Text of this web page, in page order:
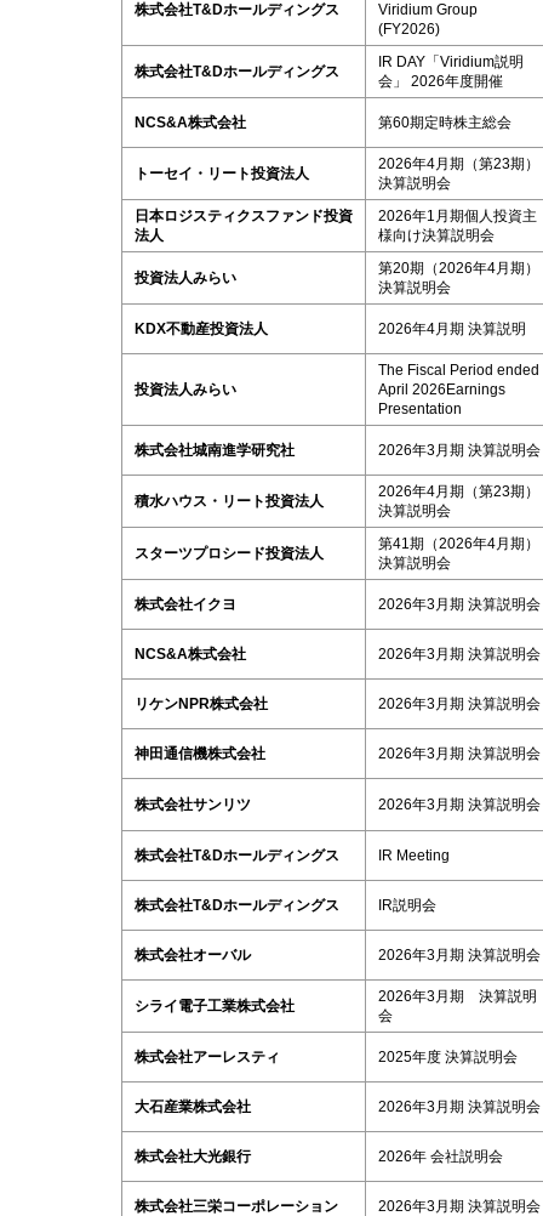
株式会社T&Dホールディングス
Viridium Group
(FY2026)
株式会社T&Dホールディングス
IR DAY「Viridium説明
会」 2026年度開催
NCS&A株式会社 第60期定時株主総会
トーセイ・リート投資法人
2026年4月期（第23期）
決算説明会
日本ロジスティクスファンド投資
法人
2026年1月期個人投資主
様向け決算説明会
投資法人みらい
第20期（2026年4月期）
決算説明会
KDX不動産投資法人 2026年4月期 決算説明
投資法人みらい
The Fiscal Period ended
April 2026Earnings
Presentation
株式会社城南進学研究社 2026年3月期 決算説明会
積水ハウス・リート投資法人
2026年4月期（第23期）
決算説明会
スターツプロシード投資法人
第41期（2026年4月期）
決算説明会
株式会社イクヨ 2026年3月期 決算説明会
NCS&A株式会社 2026年3月期 決算説明会
リケンNPR株式会社 2026年3月期 決算説明会
神田通信機株式会社 2026年3月期 決算説明会
株式会社サンリツ 2026年3月期 決算説明会
株式会社T&Dホールディングス IR Meeting
株式会社T&Dホールディングス IR説明会
株式会社オーバル 2026年3月期 決算説明会
シライ電子工業株式会社
2026年3月期 決算説明
会
株式会社アーレスティ 2025年度 決算説明会
大石産業株式会社 2026年3月期 決算説明会
株式会社大光銀行 2026年 会社説明会
株式会社三栄コーポレーション 2026年3月期 決算説明会